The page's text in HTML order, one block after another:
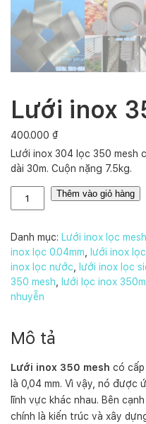
Lưới inox
400.000 ₫
Lưới inox 304 lọc 350 mesh
dài 30m. Cuộn nặng 7.5kg.
ư
i
n
o
x
0
e
s
h
s
Thêm vào giỏ hàng
Danh mục: Lưới inox lọc mesh
inox lọc 0.04mm, lưới inox
inox lọc nước, lưới inox lọc
350 mesh, lưới lọc inox
nhuyễn
Mô tả
Lưới inox 350 mesh có
là 0,04 mm. Vì vậy, nó
lĩnh vực khác nhau. Bên
chính là kiến trúc và xây